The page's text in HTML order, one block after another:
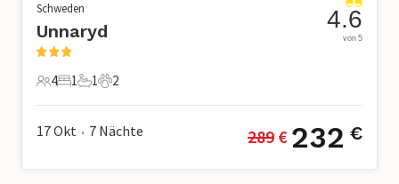
Schweden
Unnaryd
4 Gäste
4
1 Schlafzimmer
1
1 Badezimmer
1
2 Haustiere
2
4.6
von 5
17 Okt • 7 Nächte 289 € 232 €